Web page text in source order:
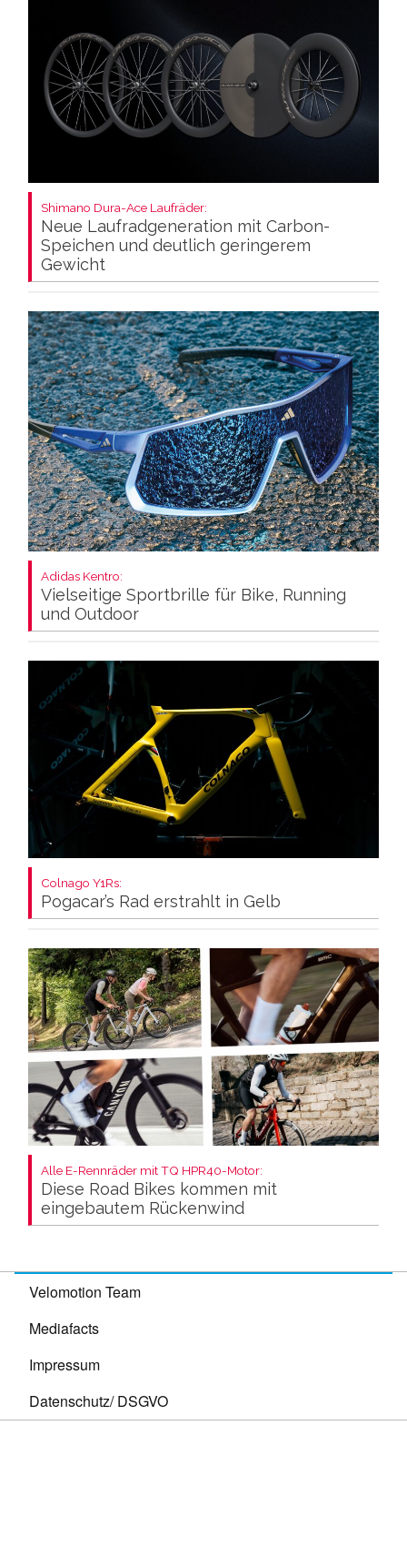
Shimano Dura-Ace Laufräder:
Neue Laufradgeneration mit Carbon-
Speichen und deutlich geringerem
Gewicht
Adidas Kentro:
Vielseitige Sportbrille für Bike, Running
und Outdoor
Colnago Y1Rs:
Pogacar’s Rad erstrahlt in Gelb
Alle E-Rennräder mit TQ HPR40-Motor:
Diese Road Bikes kommen mit
eingebautem Rückenwind
Velomotion Team
Mediafacts
Impressum
Datenschutz/ DSGVO